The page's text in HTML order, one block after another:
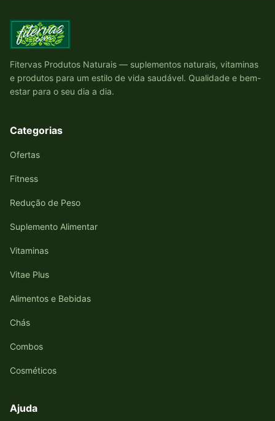
Fitervas Produtos Naturais — suplementos naturais, vitaminas
e produtos para um estilo de vida saudável. Qualidade e bem-
estar para o seu dia a dia.
Categorias
Ofertas
Fitness
Redução de Peso
Suplemento Alimentar
Vitaminas
Vitae Plus
Alimentos e Bebidas
Chás
Combos
Cosméticos
Ajuda